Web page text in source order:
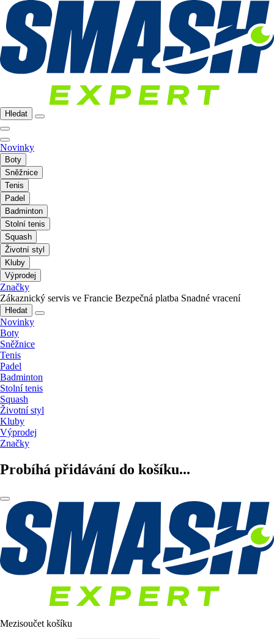
Hledat
Novinky
Boty
Sněžnice
Tenis
Padel
Badminton
Stolní tenis
Squash
Životní styl
Kluby
Výprodej
Značky
Zákaznický servis ve Francie Bezpečná platba Snadné vracení
Hledat
Novinky
Boty
Sněžnice
Tenis
Padel
Badminton
Stolní tenis
Squash
Životní styl
Kluby
Výprodej
Značky
Probíhá přidávání do košíku...
Mezisoučet košíku